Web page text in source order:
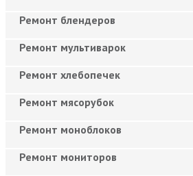
Ремонт блендеров
Ремонт мультиварок
Ремонт хлебопечек
Ремонт мясорубок
Ремонт моноблоков
Ремонт мониторов